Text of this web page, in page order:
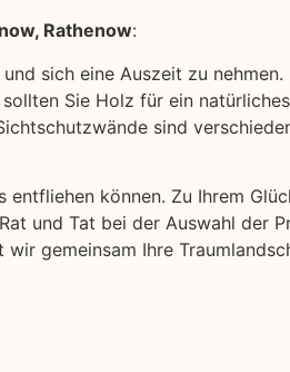
Rathenow:
sich eine Auszeit zu
Sie Holz für ein
sind
können. Zu Ihrem
und Tat bei der Auswahl der
gemeinsam Ihre